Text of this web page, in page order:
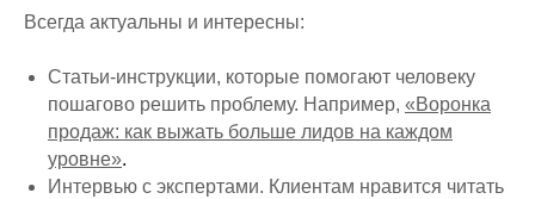
Всегда актуальны и интересны:
Статьи-инструкции, которые помогают человеку
пошагово решить проблему. Например, «Воронка
продаж: как выжать больше лидов на каждом
уровне».
Интервью с экспертами. Клиентам нравится читать